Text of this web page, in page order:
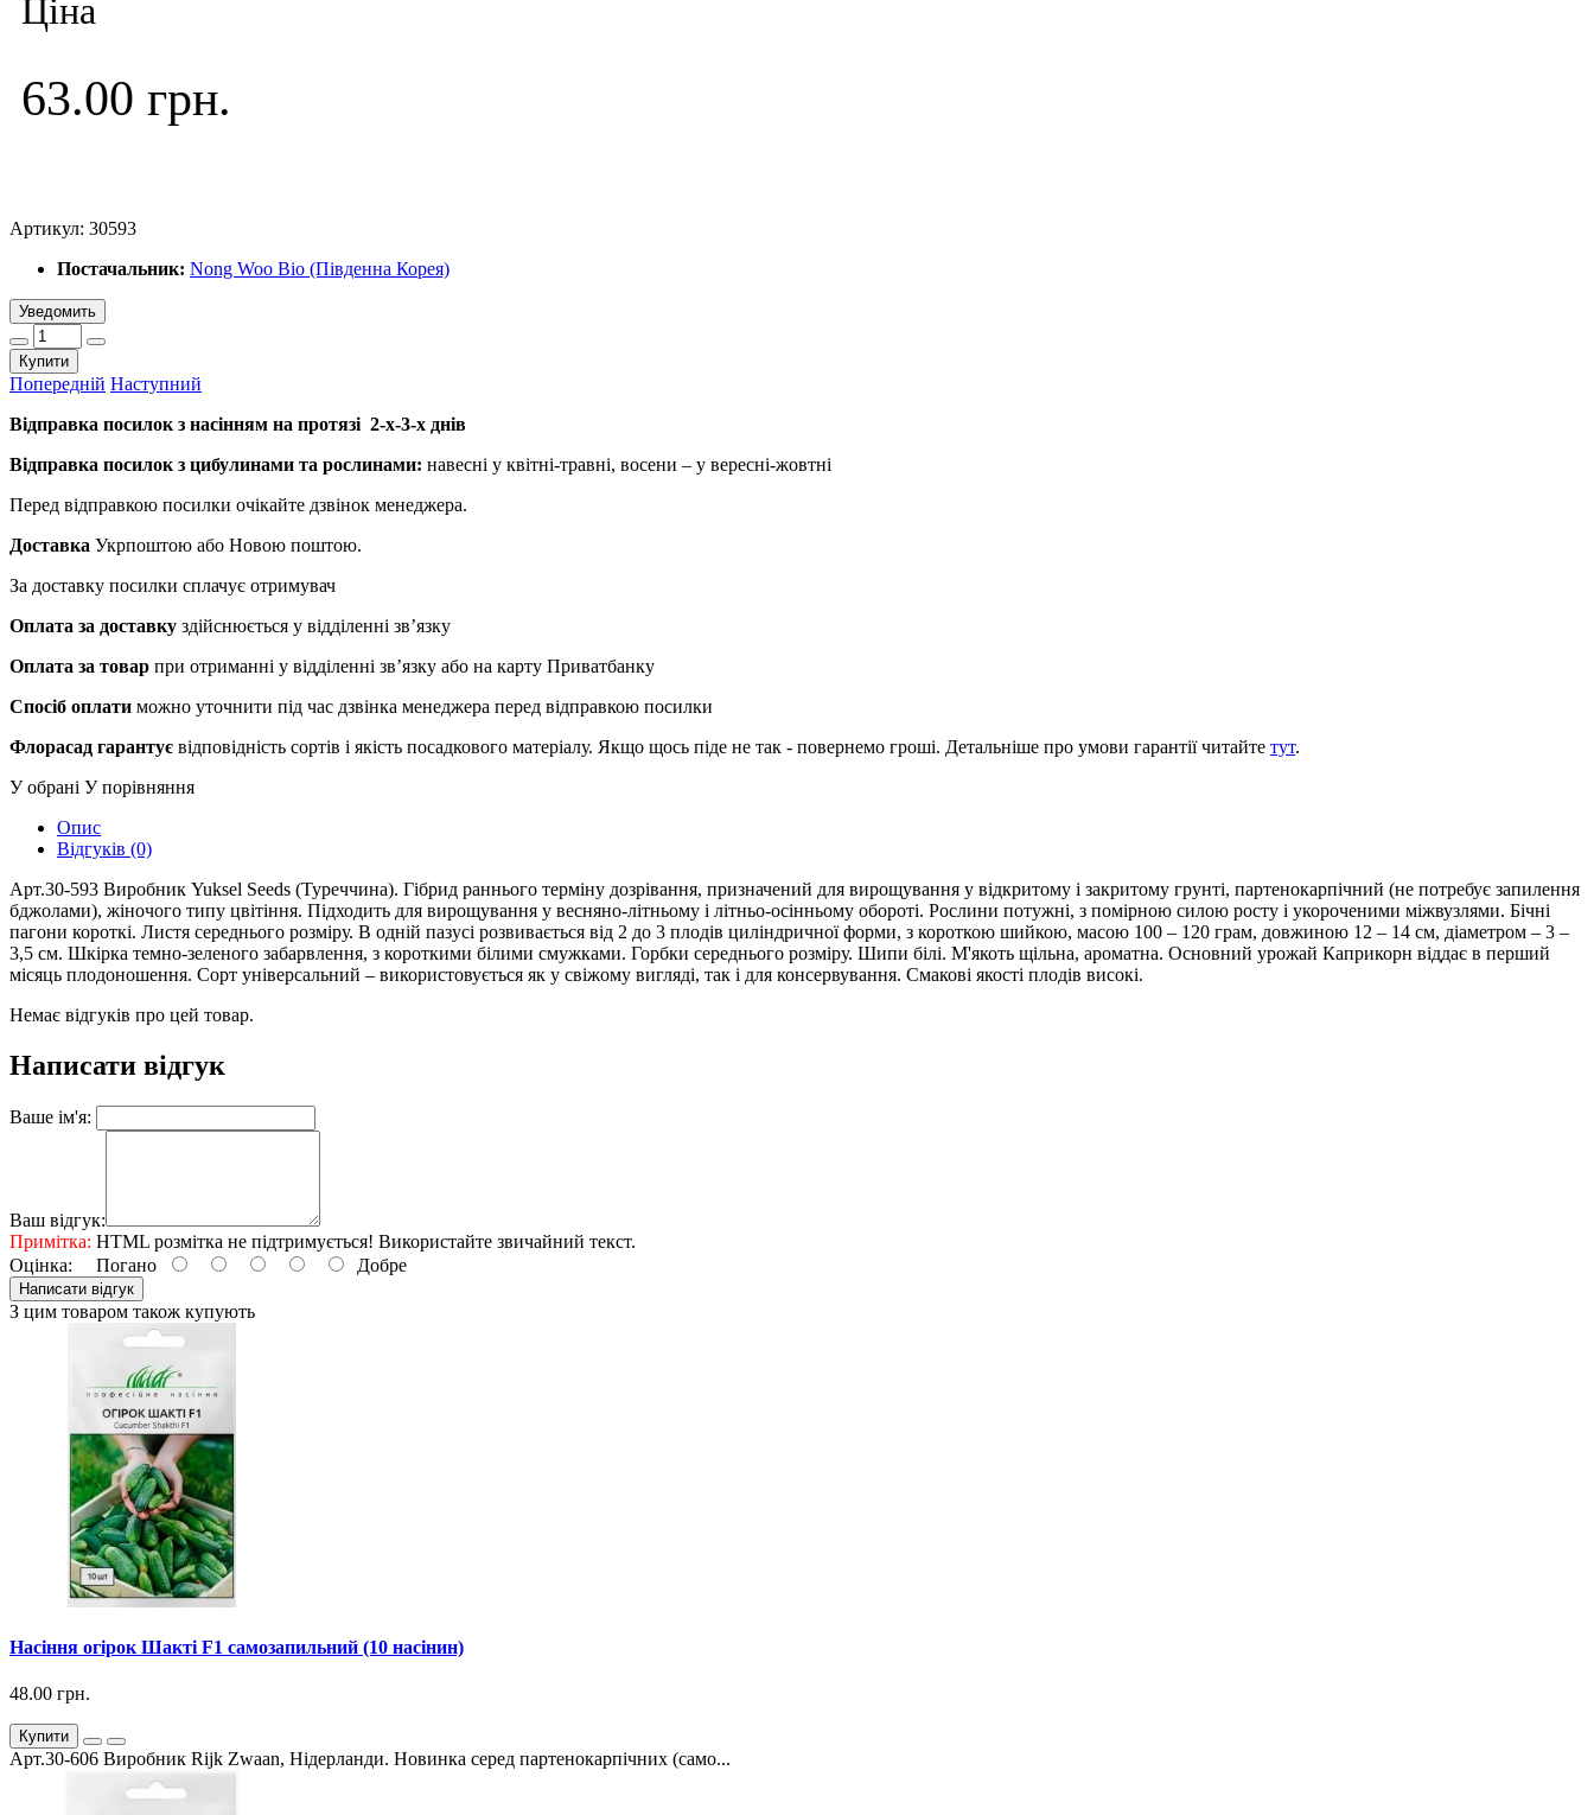
Ціна
63.00 грн.
Артикул: 30593
Постачальник: Nong Woo Bio (Південна Корея)
Уведомить
Купити
Попередній Наступний
Відправка посилок з насінням на протязі 2-х-3-х днів
Відправка посилок з цибулинами та рослинами: навесні у квітні-травні, восени – у вересні-жовтні
Перед відправкою посилки очікайте дзвінок менеджера.
Доставка Укрпоштою або Новою поштою.
За доставку посилки сплачує отримувач
Оплата за доставку здійснюється у відділенні зв’язку
Оплата за товар при отриманні у відділенні зв’язку або на карту Приватбанку
Спосіб оплати можно уточнити під час дзвінка менеджера перед відправкою посилки
Флорасад гарантує відповідність сортів і якість посадкового матеріалу. Якщо щось піде не так - повернемо гроші. Детальніше про умови гарантії читайте тут.
У обрані У порівняння
Опис
Відгуків (0)
Арт.30-593 Виробник Yuksel Seeds (Туреччина). Гібрид раннього терміну дозрівання, призначений для вирощування у відкритому і закритому грунті, партенокарпічний (не потребує запилення
бджолами), жіночого типу цвітіння. Підходить для вирощування у весняно-літньому і літньо-осінньому обороті. Рослини потужні, з помірною силою росту і укороченими міжвузлями. Бічні
пагони короткі. Листя середнього розміру. В одній пазусі розвивається від 2 до 3 плодів циліндричної форми, з короткою шийкою, масою 100 – 120 грам, довжиною 12 – 14 см, діаметром – 3 –
3,5 см. Шкірка темно-зеленого забарвлення, з короткими білими смужками. Горбки середнього розміру. Шипи білі. М'якоть щільна, ароматна. Основний урожай Каприкорн віддає в перший
місяць плодоношення. Сорт універсальний – використовується як у свіжому вигляді, так і для консервування. Смакові якості плодів високі.
Немає відгуків про цей товар.
Написати відгук
Ваше ім'я:
Ваш відгук:
Примітка: HTML розмітка не підтримується! Використайте звичайний текст.
Оцінка: Погано Добре
Написати відгук
З цим товаром також купують
Насіння огірок Шакті F1 самозапильний (10 насінин)
48.00 грн.
Купити
Арт.30-606 Виробник Rijk Zwaan, Нідерланди. Новинка серед партенокарпічних (само...